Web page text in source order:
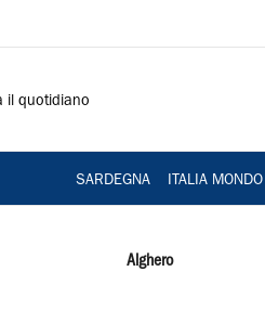
il quotidiano
SARDEGNA ITALIA MONDO
Alghero